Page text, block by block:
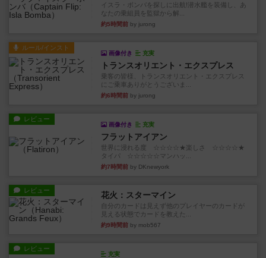
イスラ・ボンバを探しに出航!潜水艦を装備し、あ
なたの乗組員を監獄から解...
約5時間前 by jurong
ルール/インスト
画像付き 充実
トランスオリエント・エクスプレス
乗客の皆様、トランスオリエント・エクスプレス
にご乗車ありがとうございま...
約6時間前 by jurong
レビュー
画像付き 充実
フラットアイアン
世界に浸れる度 ☆☆☆☆★楽しさ ☆☆☆☆★
タイパ ☆☆☆☆☆マンハッ...
約7時間前 by DKnewyork
レビュー 花火：スターマイン
自分のカードは見えず他のプレイヤーのカードが
見える状態でカードを教えた...
約9時間前 by mob567
レビュー
充実